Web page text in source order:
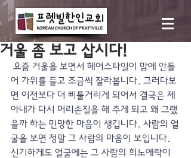
거울 좀 보고 삽시다!
어 가위를 들고 조금씩 잘라봅니다. 그러다보
면 이전보다 더 삐툴거리게 되어서 결국은 제
아내가 다시 머리손질을 해 주게 되고 왜 그랬
을까 하는 민망한 마음이 생깁니다. 사람의 얼
굴을 보면 정말 그 사람의 마음이 보입니다.
신기하게도 얼굴에는 그 사람의 희노애락이